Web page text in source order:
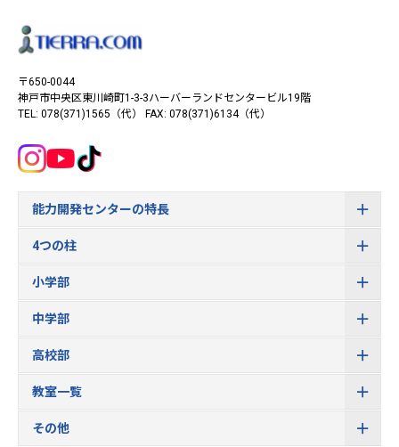
〒650-0044
神戸市中央区東川崎町1-3-3ハーバーランドセンタービル19階
TEL: 078(371)1565（代）
FAX: 078(371)6134（代）
能力開発センターの特長
4つの柱
小学部
中学部
高校部
教室一覧
その他